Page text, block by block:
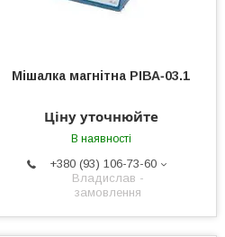
Мішалка магнітна РІВА‐03.1
Ціну уточнюйте
В наявності
+380 (93) 106-73-60
Владислав -
замовлення